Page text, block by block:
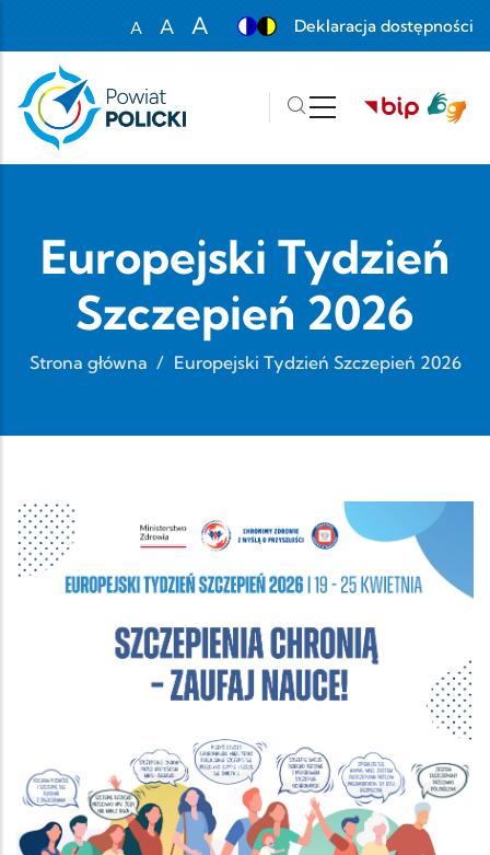
A
Set font size to 100%
A
A
Deklaracja dostępności
Europejski Tydzień
Szczepień 2026
Strona główna / Europejski Tydzień Szczepień 2026